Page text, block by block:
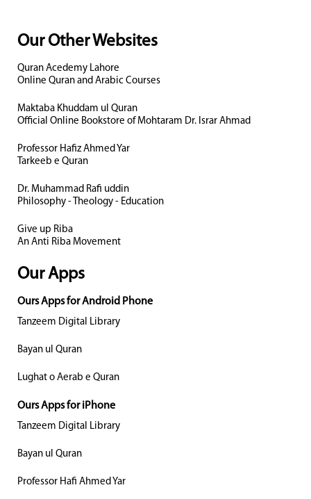
Our Other Websites
Quran Acedemy Lahore
Online Quran and Arabic Courses
Maktaba Khuddam ul Quran
Official Online Bookstore of Mohtaram Dr. Israr Ahmad
Professor Hafiz Ahmed Yar
Tarkeeb e Quran
Dr. Muhammad Rafi uddin
Philosophy - Theology - Education
Give up Riba
An Anti Riba Movement
Our Apps
Ours Apps for Android Phone
Tanzeem Digital Library
Bayan ul Quran
Lughat o Aerab e Quran
Ours Apps for iPhone
Tanzeem Digital Library
Bayan ul Quran
Professor Hafi Ahmed Yar